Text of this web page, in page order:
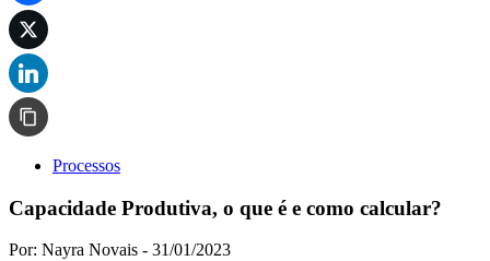
Processos
Capacidade Produtiva, o que é e como calcular?
Por: Nayra Novais - 31/01/2023